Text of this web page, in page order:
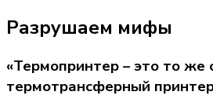
Разрушаем мифы
«Термопринтер – это то же
термотрансферный